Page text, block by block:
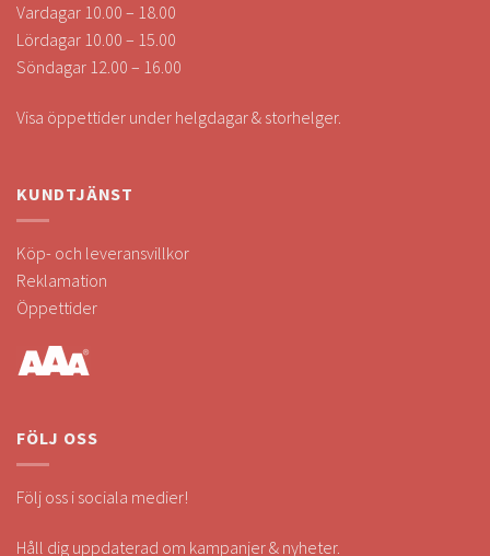
Vardagar 10.00 – 18.00
Lördagar 10.00 – 15.00
Söndagar 12.00 – 16.00
Visa öppettider under helgdagar & storhelger.
KUNDTJÄNST
Köp- och leveransvillkor
Reklamation
Öppettider
FÖLJ OSS
Följ oss i sociala medier!
Håll dig uppdaterad om kampanjer & nyheter.